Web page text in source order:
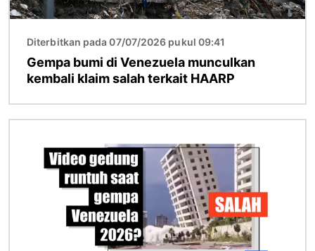
Diterbitkan pada 07/07/2026 pukul 09:41
Gempa bumi di Venezuela munculkan
kembali klaim salah terkait HAARP